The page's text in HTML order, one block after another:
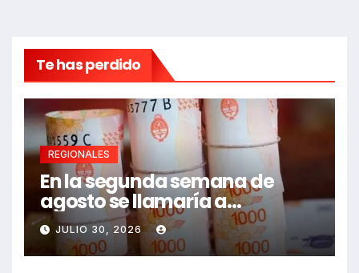
Te has perdido
REGIONALES
En la segunda semana de
agosto se llamaría a
paritarias
JULIO 30, 2026